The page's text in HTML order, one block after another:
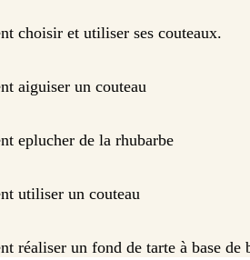
choisir et utiliser ses couteaux.
aiguiser un couteau
eplucher de la rhubarbe
utiliser un couteau
réaliser un fond de tarte à base de